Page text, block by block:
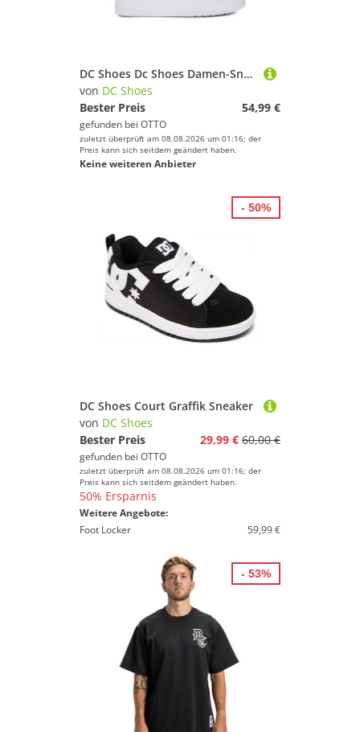
Geschlecht
DC Shoes Dc Shoes Damen-Sneakers Schwarz DC SHOES-EO-COURT GRAFFIK PLATFORM DC0 Sneaker
von DC Shoes
Bester Preis
54,99 €
gefunden bei OTTO
zuletzt überprüft am 08.08.2026 um 01:16; der
Preis kann sich seitdem geändert haben.
Keine weiteren Anbieter
DC Shoes Court Graffik Sneaker
von DC Shoes
Bester Preis
29,99 € 60,00 €
gefunden bei OTTO
zuletzt überprüft am 08.08.2026 um 01:16; der
Preis kann sich seitdem geändert haben.
50% Ersparnis
Weitere Angebote:
Foot Locker
59,99 €
- 50%
- 53%